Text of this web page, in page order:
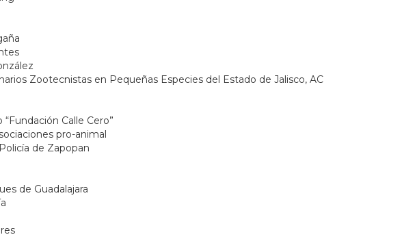
Zootecnistas en Pequeñas Especies del Estado de Jalisco, AC
Calle Cero”
pro-animal
de Zapopan
de Guadalajara